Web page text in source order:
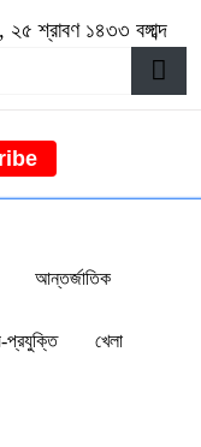
শ্রাবণ ১৪৩৩ বঙ্গাব্দ
আন্তর্জাতিক
প্রযুক্তি খেলা